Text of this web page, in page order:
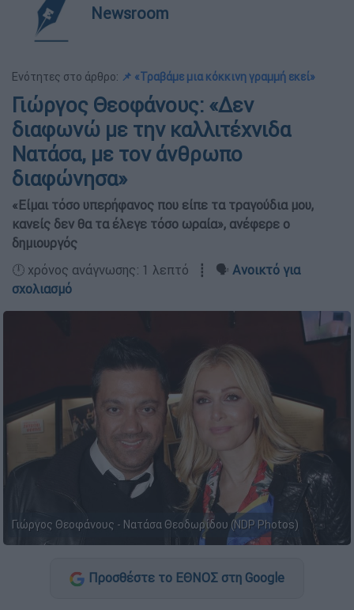
Newsroom
Ενότητες στο άρθρο: 📌 «Τραβάμε μια κόκκινη γραμμή εκεί»
Γιώργος Θεοφάνους: «Δεν
διαφωνώ με την καλλιτέχνιδα
Νατάσα, με τον άνθρωπο
διαφώνησα»
«Είμαι τόσο υπερήφανος που είπε τα τραγούδια μου,
κανείς δεν θα τα έλεγε τόσο ωραία», ανέφερε ο
δημιουργός
🕛 χρόνος ανάγνωσης: 1 λεπτό ┋ 🗣️ Ανοικτό για
σχολιασμό
Γιώργος Θεοφάνους - Νατάσα Θεοδωρίδου (NDP Photos)
Προσθέστε το ΕΘΝΟΣ στη Google